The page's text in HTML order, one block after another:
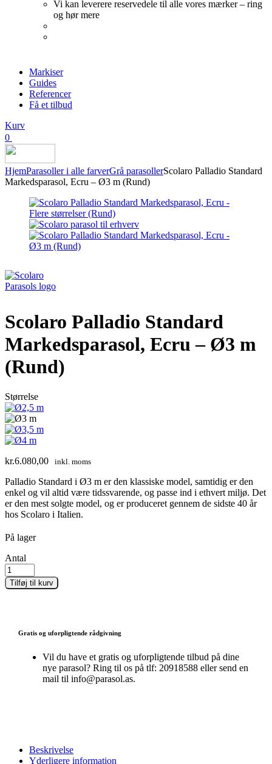
Vi kan leverere reservedele til alle vores mærker – ring
og hør mere
Markiser
Guides
Referencer
Få et tilbud
Kurv
0
HjemParasoller i alle farverGrå parasollerScolaro Palladio Standard
Markedsparasol, Ecru – Ø3 m (Rund)
Scolaro Palladio Standard
Markedsparasol, Ecru – Ø3 m
(Rund)
Størrelse
kr.6.080,00 inkl. moms
Palladio Standard i Ø3 m er den klassiske model, samtidig er den
enkel og vil altid være tidssvarende, og passe ind i ethvert miljø. Det
er den mest solgte model, og er produceret gennem de sidste 40 år
hos Scolaro i Italien.
På lager
Antal
Tilføj til kurv
Gratis og uforpligtende rådgivning
Vil du have et gratis og uforpligtende tilbud på dine
nye parasol? Ring til os på tlf: 20918588 eller send en
mail til info@parasol.as.
Beskrivelse
Yderligere information